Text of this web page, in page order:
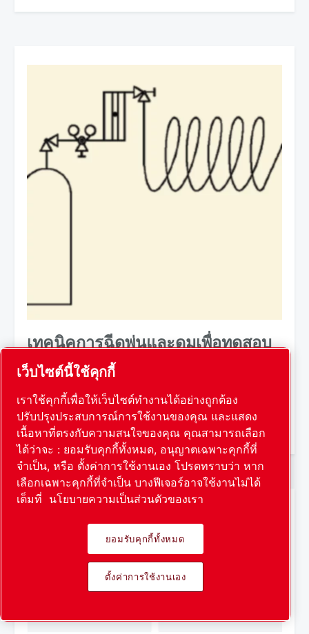
เทคนิคการฉีดพ่นและดมเพื่อทดสอบ
การรั่วไหลเฉพาะที่
อ่านเพิ่มเติม
เว็บไซต์นี้ใช้คุกกี้
เราใช้คุกกี้เพื่อให้เว็บไซต์ทำงานได้อย่างถูกต้อง
ปรับปรุงประสบการณ์การใช้งานของคุณ และแสดง
เนื้อหาที่ตรงกับความสนใจของคุณ คุณสามารถเลือก
ได้ว่าจะ : ยอมรับคุกกี้ทั้งหมด, อนุญาตเฉพาะคุกกี้ที่
จำเป็น, หรือ ตั้งค่าการใช้งานเอง โปรดทราบว่า หาก
เลือกเฉพาะคุกกี้ที่จำเป็น บางฟีเจอร์อาจใช้งานไม่ได้
เต็มที่ นโยบายความเป็นส่วนตัวของเรา
ยอมรับคุกกี้ทั้งหมด
ตั้งค่าการใช้งานเอง